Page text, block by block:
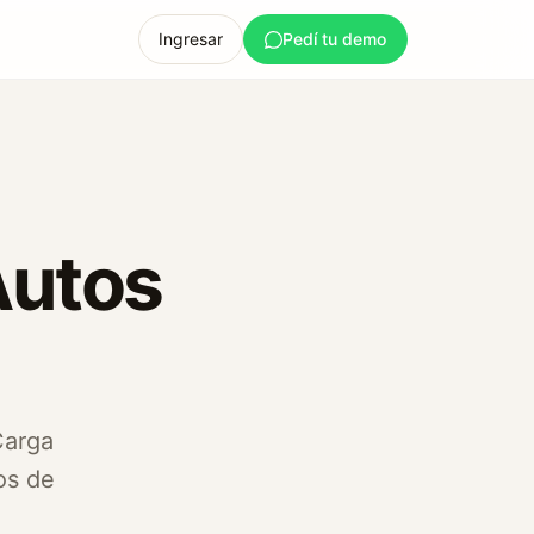
Ingresar Pedí tu demo
de